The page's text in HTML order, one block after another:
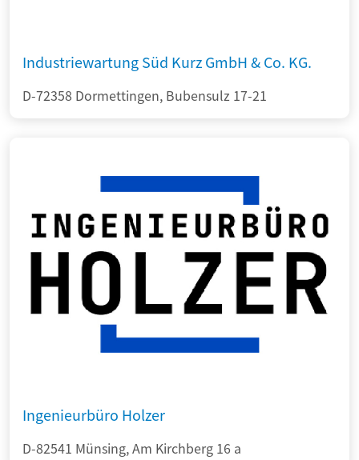
Industriewartung Süd Kurz GmbH & Co. KG.
D-72358 Dormettingen, Bubensulz 17-21
Ingenieurbüro Holzer
D-82541 Münsing, Am Kirchberg 16 a